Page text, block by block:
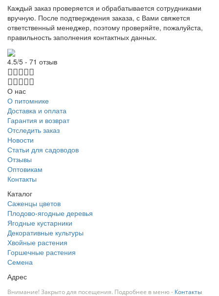
Каждый заказ проверяется и обрабатывается сотрудниками
вручную. После подтверждения заказа, с Вами свяжется
ответственный менеджер, поэтому проверяйте, пожалуйста,
правильность заполнения контактных данных.
4.5/5 - 71 отзыв
О нас
О питомнике
Доставка и оплата
Гарантия и возврат
Отследить заказ
Новости
Статьи для садоводов
Отзывы
Оптовикам
Контакты
Каталог
Саженцы цветов
Плодово-ягодные деревья
Ягодные кустарники
Декоративные культуры
Хвойные растения
Горшечные растения
Семена
Адрес
Внимание! Закрыто для посещения. Подробнее в меню - Контакты